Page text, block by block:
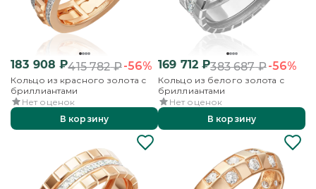
183 908 ₽415 782₽-56%
Кольцо из красного золота с
бриллиантами
Нет оценок
В корзину
169 712 ₽383 687₽-56%
Кольцо из белого золота с
бриллиантами
Нет оценок
В корзину